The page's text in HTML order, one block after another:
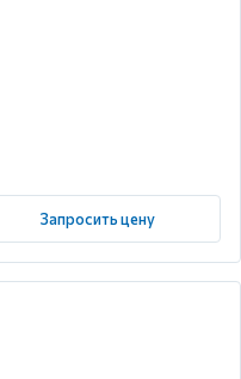
Запросить цену